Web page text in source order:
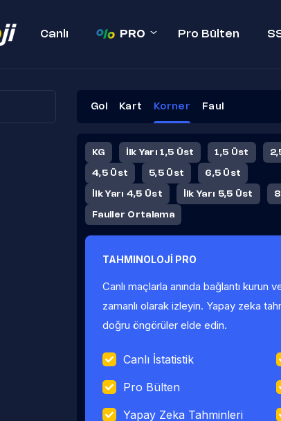
Canlı PRO Pro Bülten
Gol Kart Korner Faul
KG İlk Yarı 1,5 Üst 1,5 Üst
4,5 Üst 5,5 Üst 6,5 Üst
İlk Yarı 4,5 Üst İlk Yarı 5,5 Üst
Fauller Ortalama
TAHMINOLOJİ PRO
Canlı maçlarla anında bağlantı kurun
zamanlı olarak izleyin. Yapay zeka
doğru öngörüler elde edin.
Canlı İstatistik
Pro Bülten
Yapay Zeka Tahminleri